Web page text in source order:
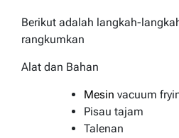
Berikut adalah langkah-
rangkumkan
Alat dan Bahan
Mesin vacuum
Pisau tajam
Talenan